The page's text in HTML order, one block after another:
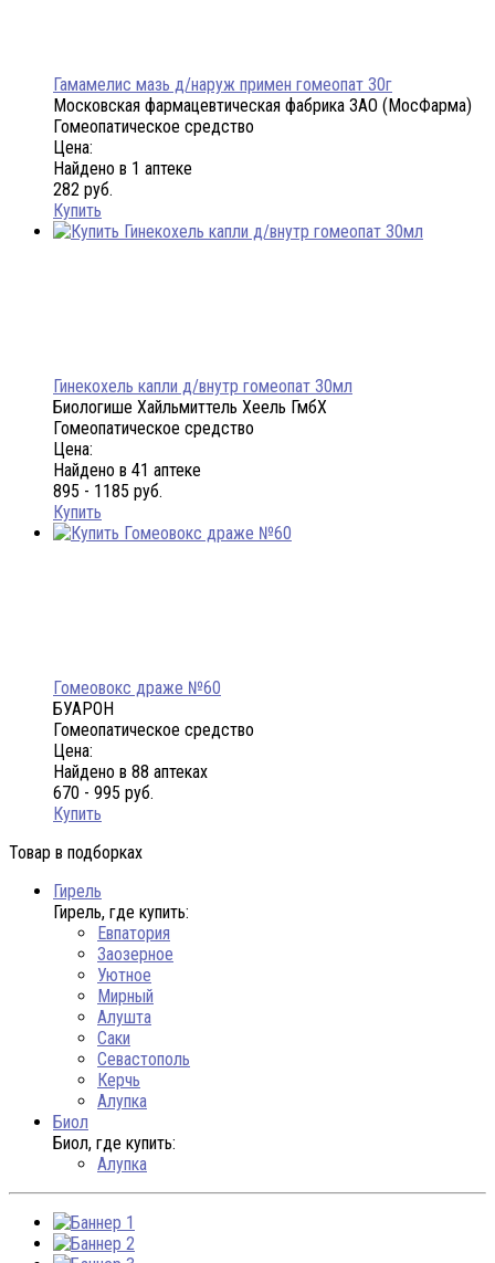
Гамамелис мазь д/наруж примен гомеопат 30г
Московская фармацевтическая фабрика ЗАО (МосФарма)
Гомеопатическое средство
Цена:
Найдено в 1 аптеке
282 руб.
Купить
Гинекохель капли д/внутр гомеопат 30мл
Биологише Хайльмиттель Хеель ГмбХ
Гомеопатическое средство
Цена:
Найдено в 41 аптеке
895 - 1185 руб.
Купить
Гомеовокс драже №60
БУАРОН
Гомеопатическое средство
Цена:
Найдено в 88 аптеках
670 - 995 руб.
Купить
Товар в подборках
Гирель
Гирель, где купить:
Евпатория
Заозерное
Уютное
Мирный
Алушта
Саки
Севастополь
Керчь
Алупка
Биол
Биол, где купить:
Алупка